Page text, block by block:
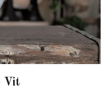
Vit